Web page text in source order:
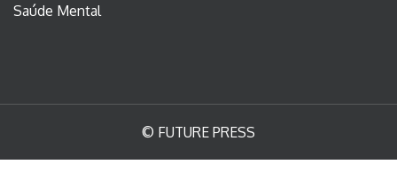
Saúde Mental
© FUTURE PRESS